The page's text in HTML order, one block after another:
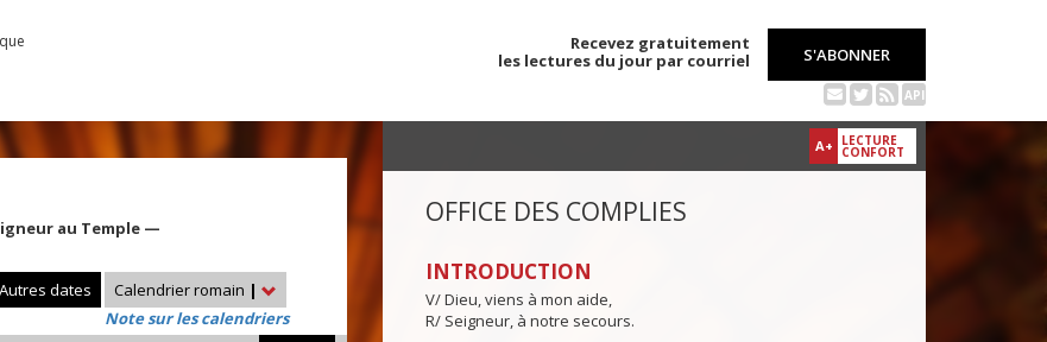
Recevez gratuitement
les lectures du jour par courriel
S'ABONNER
API
au Temple —
Autres dates Calendrier romain |
Note sur les calendriers
A+ LECTURE
CONFORT
OFFICE DES COMPLIES
INTRODUCTION
V/ Dieu, viens à mon aide,
R/ Seigneur, à notre secours.